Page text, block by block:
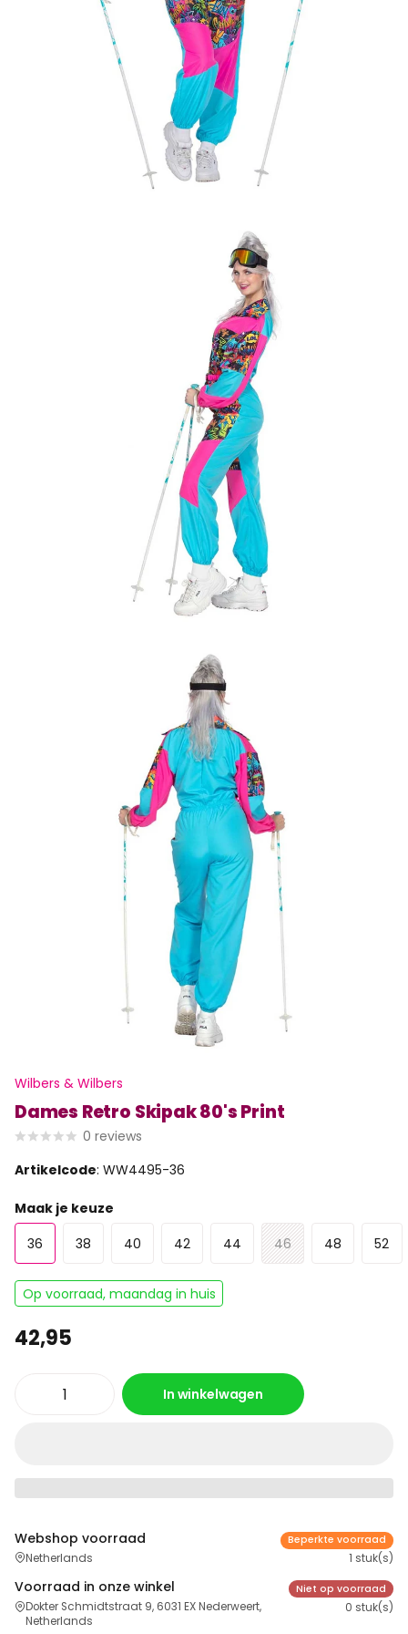
Wilbers & Wilbers
Dames Retro Skipak 80's Print
0 reviews
Artikelcode: WW4495-36
Maak je keuze
36
38 40 42 44 46 48 52
Op voorraad, maandag in huis
42,95
In winkelwagen
Webshop voorraad
Netherlands
Beperkte voorraad
1 stuk(s)
Voorraad in onze winkel
Dokter Schmidtstraat 9, 6031 EX Nederweert,
Netherlands
Niet op voorraad
0 stuk(s)